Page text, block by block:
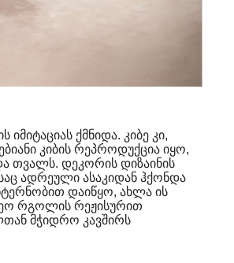
ქმნიდა. კიბე კი,
კიბის რეპროდუქცია იყო,
თვალს. დეკორის დიზაინის
ადრეული ასაკიდან ჰქონდა
დაიწყო, ახლა ის
რგოლის რეჟისურით
მჭიდრო კავშირს